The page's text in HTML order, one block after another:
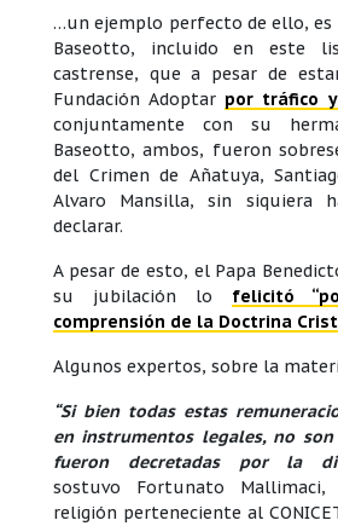
…un ejemplo perfecto de ello, es
Baseotto, incluido en este
castrense, que a pesar de
Fundación Adoptar por tráfico
conjuntamente con su
Baseotto, ambos, fueron
del Crimen de Añatuya,
Alvaro Mansilla, sin siquiera
declarar.
A pesar de esto, el Papa
su jubilación lo felicitó
comprensión de la Doctrina
Algunos expertos, sobre la
“Si bien todas estas
en instrumentos legales, no
fueron decretadas por la
sostuvo Fortunato
religión perteneciente al